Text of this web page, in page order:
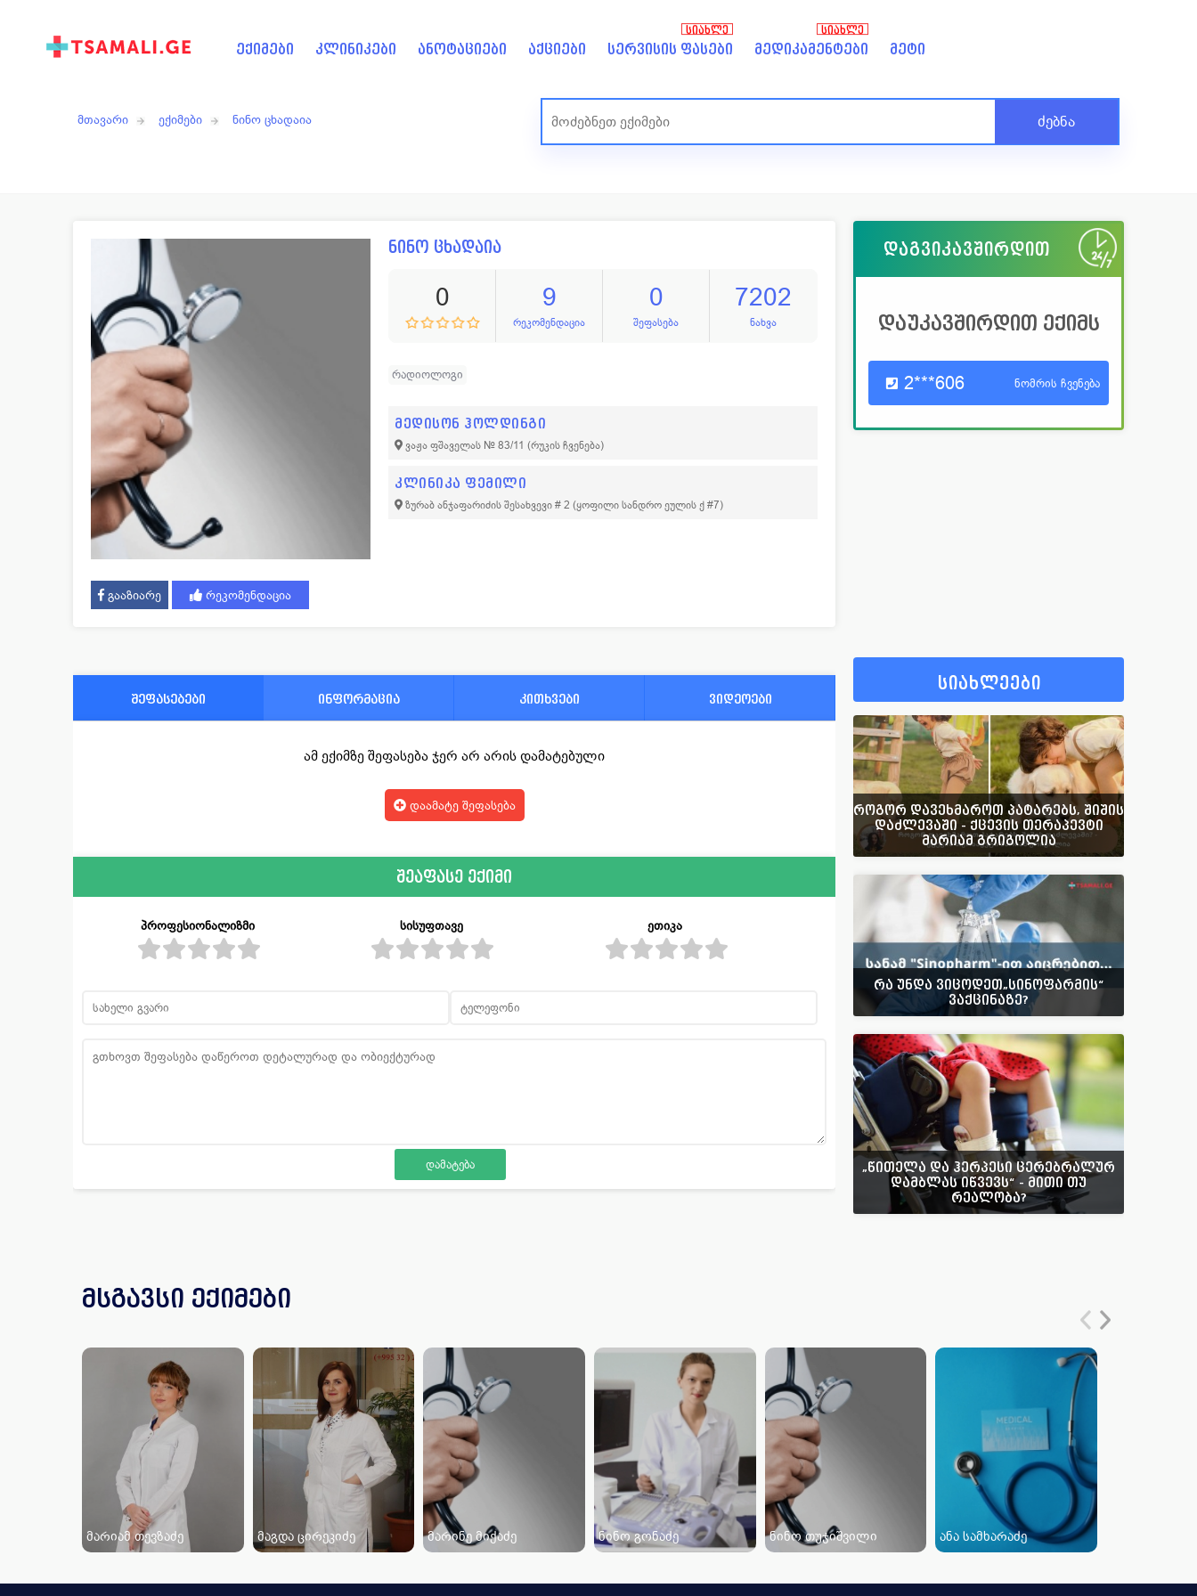
ექიმები კლინიკები ანოტაციები აქციები სერვისის ფასები
ᲡᲘᲐᲮᲚᲔ
მედიკამენტები
ᲡᲘᲐᲮᲚᲔ
მეტი
მთავარი ექიმები ნინო ცხადაია ძებნა
გააზიარე რეკომენდაცია
ნინო ცხადაია
0 9
რეკომენდაცია
0
შეფასება
7202
ნახვა
რადიოლოგი
მედისონ ჰოლდინგი
ვაჟა ფშაველას № 83/11(რუკის ჩვენება)
კლინიკა ფემილი
ზურაბ ანჯაფარიძის შესახვევი # 2 (ყოფილი სანდრო ეულის ქ #7)
დაგვიკავშირდით
დაუკავშირდით ექიმს
2***606 ნომრის ჩვენება
შეფასებები ინფორმაცია კითხვები ვიდეოები
ამ ექიმზე შეფასება ჯერ არ არის დამატებული
დაამატე შეფასება
შეაფასე ექიმი
პროფესიონალიზმი სისუფთავე ეთიკა
სიახლეები
როგორ დავეხმაროთ პატარებს, შიშის
დაძლევაში - ქცევის თერაპევტი
მარიამ გრიგოლია
რა უნდა ვიცოდეთ„სინოფარმის“
ვაქცინაზე?
„წითელა და ჰერპესი ცერებრალურ
დამბლას იწვევს“ - მითი თუ
რეალობა?
მსგავსი ექიმები
მარიამ თევზაძე მაგდა ცირეკიძე მარინე მიქაძე ნინო გონაძე ნინო თუჯიშვილი ანა სამხარაძე